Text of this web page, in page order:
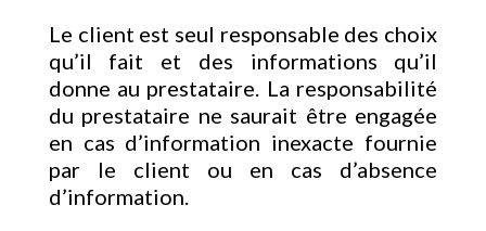
Le client est seul responsable des choix
qu’il fait et des informations qu’il
donne au prestataire. La responsabilité
du prestataire ne saurait être engagée
en cas d’information inexacte fournie
par le client ou en cas d’absence
d’information.